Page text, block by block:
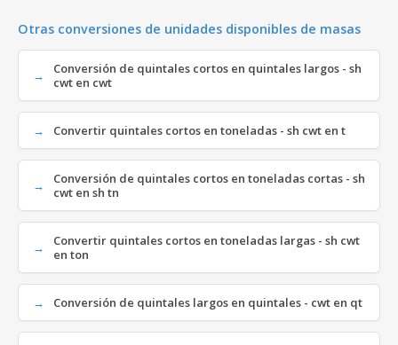
Otras conversiones de unidades disponibles de masas
Conversión de quintales cortos en quintales largos - sh
cwt en cwt
Convertir quintales cortos en toneladas - sh cwt en t
Conversión de quintales cortos en toneladas cortas - sh
cwt en sh tn
Convertir quintales cortos en toneladas largas - sh cwt
en ton
Conversión de quintales largos en quintales - cwt en qt